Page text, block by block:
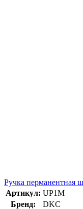
Ручка перманентная
Артикул: UP1M
Бренд:
DKC